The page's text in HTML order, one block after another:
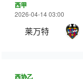
西甲
2026-04-14 03:00
莱万特
西协乙